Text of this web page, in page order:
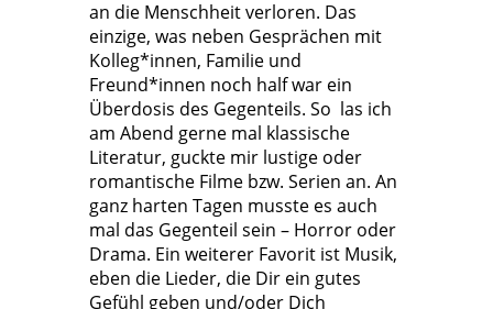
an die Menschheit verloren. Das
einzige, was neben Gesprächen mit
Kolleg*innen, Familie und
Freund*innen noch half war ein
Überdosis des Gegenteils. So las ich
am Abend gerne mal klassische
Literatur, guckte mir lustige oder
romantische Filme bzw. Serien an. An
ganz harten Tagen musste es auch
mal das Gegenteil sein – Horror oder
Drama. Ein weiterer Favorit ist Musik,
eben die Lieder, die Dir ein gutes
Gefühl geben und/oder Dich